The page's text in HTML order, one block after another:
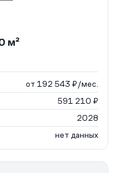
м²
от 192 543 ₽/мес.
591 210 ₽
2028
нет данных